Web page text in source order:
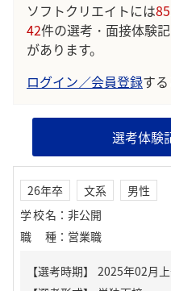
ソフトクリエイトには
42件の選考・面接体験記
があります。
ログイン／会員登録する
選考体験
26年卒 文系
男性
学校名 ： 非公開
職種 ： 営業職